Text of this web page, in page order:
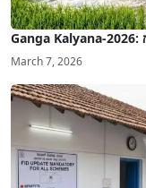
Ganga Kalyana-
March 7, 2026